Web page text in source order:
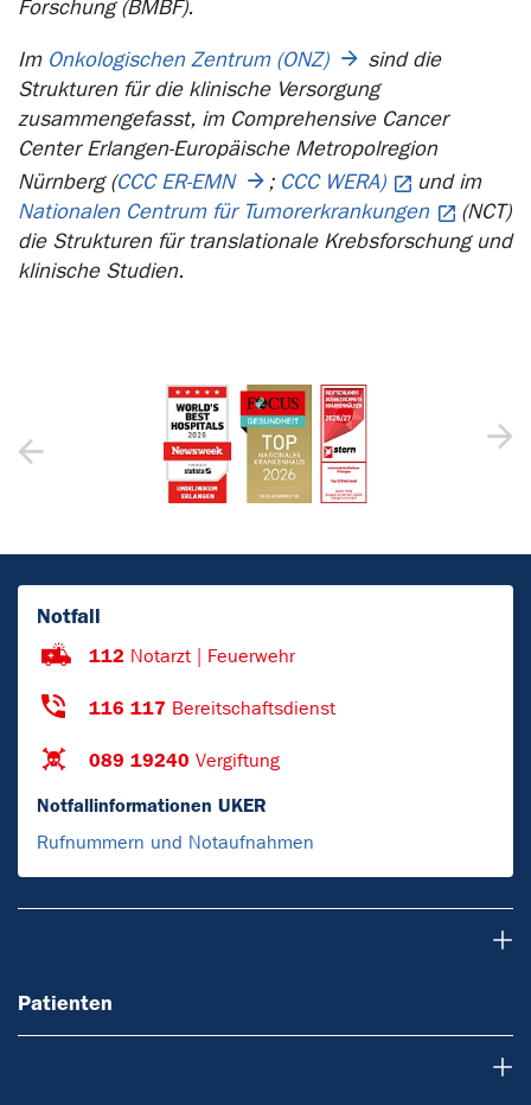
Forschung (BMBF).
Im Onkologischen Zentrum (ONZ)
sind die
Strukturen für die klinische Versorgung
zusammengefasst, im Comprehensive Cancer
Center Erlangen-Europäische Metropolregion
Nürnberg (CCC ER-EMN ; CCC WERA)
und im
Nationalen Centrum für Tumorerkrankungen
(NCT)
die Strukturen für translationale Krebsforschung und
klinische Studien.
Notfall
112 Notarzt | Feuerwehr
116 117 Bereitschaftsdienst
089 19240 Vergiftung
Notfallinformationen UKER
Rufnummern und Notaufnahmen
Patienten